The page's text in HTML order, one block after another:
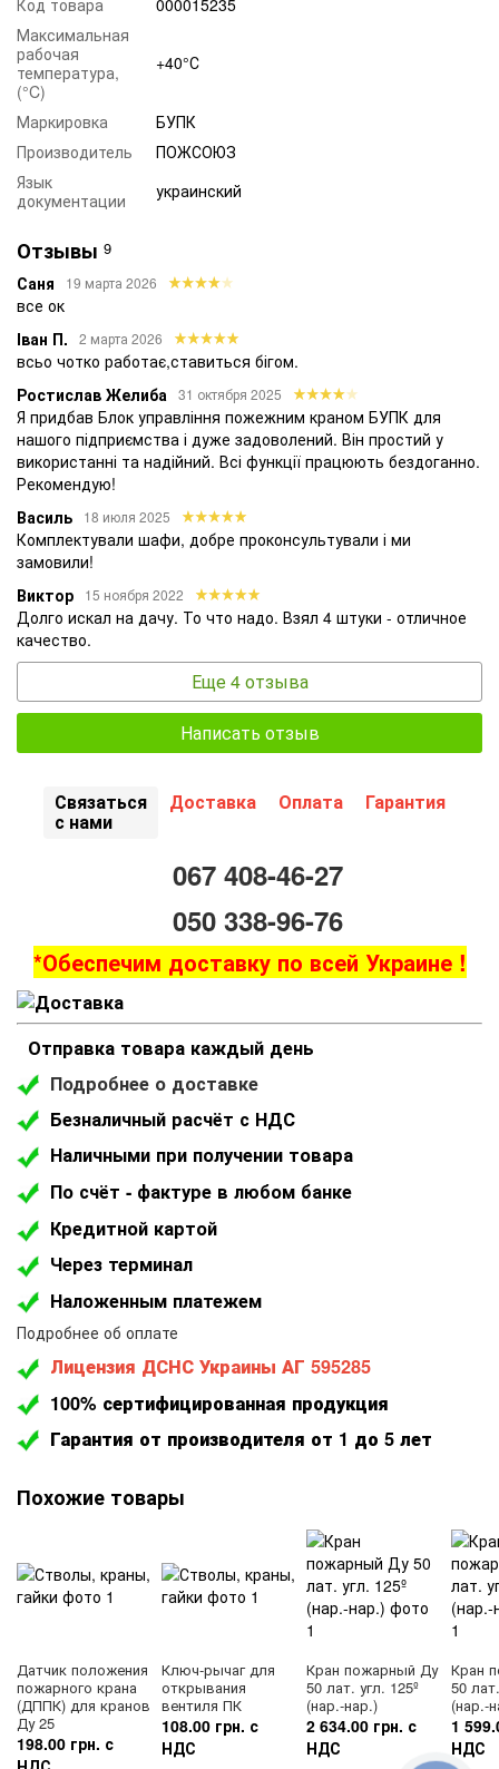
Максимальная
рабочая
температура,
(°C)
+40°С
Маркировка
БУПК
Производитель
ПОЖСОЮЗ
Язык
документации
украинский
Отзывы 9
Саня 19 марта 2026
все ок
Іван П.
2 марта 2026
всьо чотко работає,ставиться бігом.
Ростислав Желиба
31 октября 2025
Я придбав Блок управління пожежним краном БУПК для
нашого підприємства і дуже задоволений. Він простий у
використанні та надійний. Всі функції працюють бездоганно.
Рекомендую!
Василь
18 июля 2025
Комплектували шафи, добре проконсультували і ми
замовили!
Виктор
15 ноября 2022
Долго искал на дачу. То что надо. Взял 4 штуки - отличное
качество.
Еще 4 отзыва
Написать отзыв
Связаться
с нами
Доставка Оплата Гарантия
067 408-46-27
050 338-96-76
*Обеспечим доставку по всей Украине !
Отправка товара каждый день
Подробнее о доставке
Безналичный расчёт с НДС
Наличными при получении товара
По счёт - фактуре в любом банке
Кредитной картой
Через терминал
Наложенным платежем
Подробнее об оплате
Лицензия ДСНС Украины АГ 595285
100% сертифицированная продукция
Гарантия от производителя от 1 до 5 лет
Похожие товары
Датчик положения
пожарного крана
(ДППК) для кранов
Ду 25
198.00 грн. с
Ключ-рычаг для
открывания
вентиля ПК
108.00 грн. с
НДС
Кран пожарный Ду
50 лат. угл. 125º
(нар.-нар.)
2 634.00 грн. с
НДС
Кран
50
(нар.-
1
НДС